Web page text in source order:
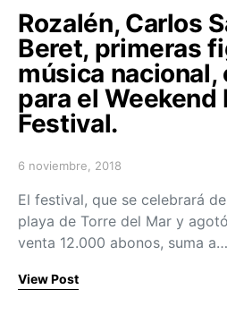
Rozalén, Carlos
Beret, primeras
música
para el Weekend
Festival.
Posted on
6 noviembre, 2018
El festival, que se celebrará
playa de Torre del Mar y
venta 12.000 abonos, suma a…
View Post